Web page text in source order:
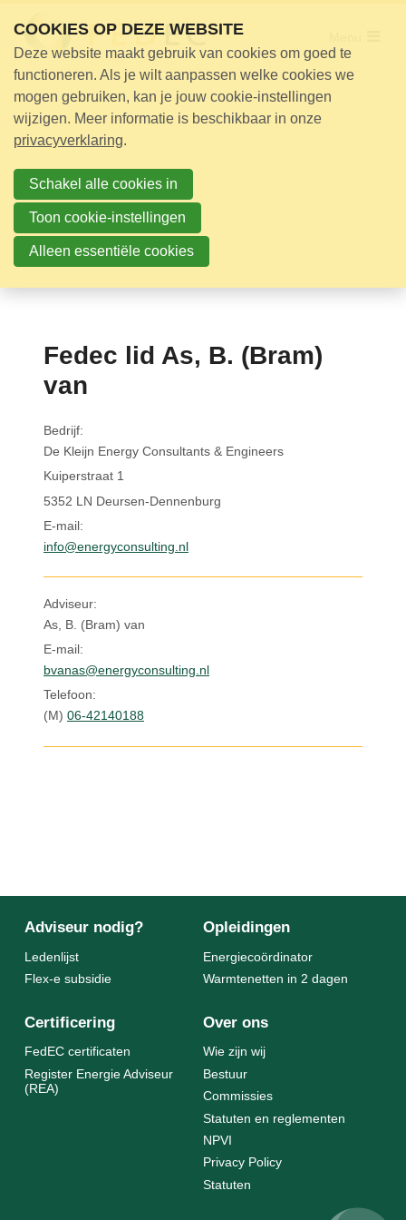
links
over
Jump
to
navigation
to
main
Fedec lid As, B. (Bram)
van
Bedrijf:
De Kleijn Energy Consultants & Engineers
Kuiperstraat 1
5352 LN Deursen-Dennenburg
E-mail:
info@energyconsulting.nl
Adviseur:
As, B. (Bram) van
E-mail:
bvanas@energyconsulting.nl
Telefoon:
(M) 06-42140188
Adviseur nodig?
Ledenlijst
Flex-e subsidie
Opleidingen
Energiecoördinator
Warmtenetten in 2 dagen
Certificering
FedEC certificaten
Register Energie Adviseur
(REA)
Over ons
Wie zijn wij
Bestuur
Commissies
Statuten en reglementen
NPVI
Privacy Policy
Statuten
Adviseur nodig?
Opleidingen
Bijeenkomsten
Over ons
Nieuwsbrief
Nieuws
Zoek
COOKIES OP DEZE WEBSITE
Deze website maakt gebruik van cookies om goed te
functioneren. Als je wilt aanpassen welke cookies we
mogen gebruiken, kan je jouw cookie-instellingen
wijzigen. Meer informatie is beschikbaar in onze
privacyverklaring.
Schakel alle cookies in
Toon cookie-instellingen
Alleen essentiële cookies